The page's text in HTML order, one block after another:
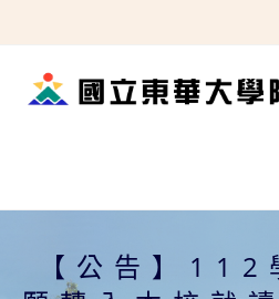
轉
【公告】112